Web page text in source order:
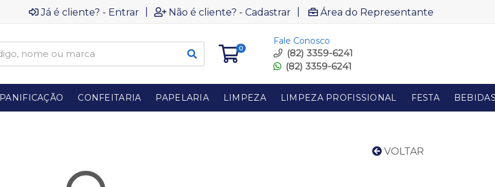
Já é cliente? - Entrar Não é cliente? - Cadastrar Área do Representante
0
Fale Conosco
(82) 3359-6241
(82) 3359-6241
PANIFICAÇÃO CONFEITARIA PAPELARIA LIMPEZA LIMPEZA PROFISSIONAL FESTA
VOLTAR